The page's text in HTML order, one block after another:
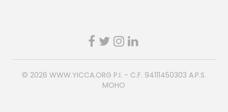
© 2026 WWW.YICCA.ORG P.I. - C.F. 94111450303 A.P.S.
MOHO